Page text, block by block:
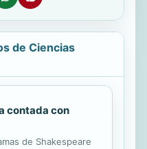
de Ciencias
contada con
de Shakespeare